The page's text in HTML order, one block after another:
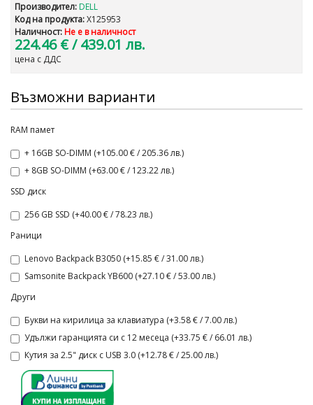
Производител: DELL
Код на продукта:X125953
Наличност: Не е в наличност
224.46 €/ 439.01 лв.
цена с ДДС
Възможни варианти
RAM памет
+ 16GB SO-DIMM (+105.00 € / 205.36 лв.)
+ 8GB SO-DIMM (+63.00 € / 123.22 лв.)
SSD диск
256 GB SSD (+40.00 € / 78.23 лв.)
Раници
Lenovo Backpack B3050 (+15.85 € / 31.00 лв.)
Samsonite Backpack YB600 (+27.10 € / 53.00 лв.)
Други
Букви на кирилица за клавиатура (+3.58 € / 7.00 лв.)
Удължи гаранцията си с 12 месеца (+33.75 € / 66.01 лв.)
Кутия за 2.5" диск с USB 3.0 (+12.78 € / 25.00 лв.)